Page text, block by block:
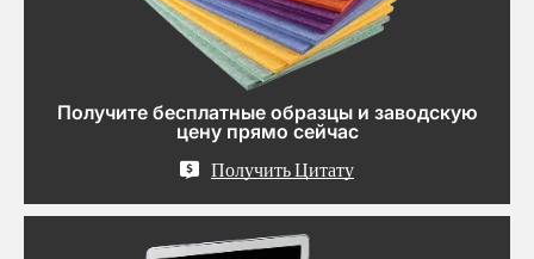
Получите бесплатные образцы и заводскую
цену прямо сейчас
Получить Цитату